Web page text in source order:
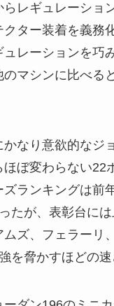
らレギュレーショ
ター装着を義務
ュレーションを巧
マシンに比べる
かなり意欲的なジ
ぼ変わらない22
ズランキングは前
たが、表彰台に
ムズ、フェラーリ
を脅かすほどの速